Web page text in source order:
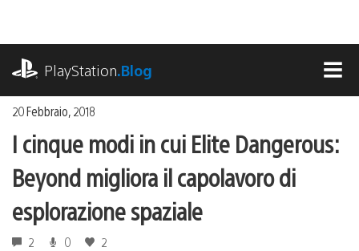
contenuto
PlayStation.Blog
20 Febbraio, 2018
I cinque modi in cui Elite Dangerous:
Beyond migliora il capolavoro di
esplorazione spaziale
2 0 2